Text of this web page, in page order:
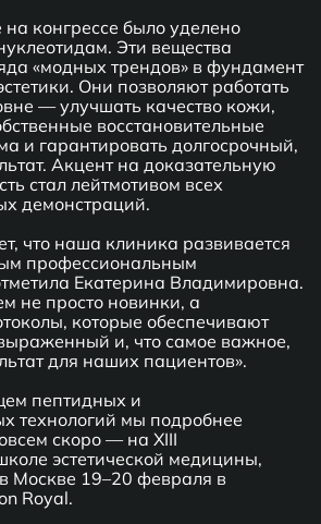
конгрессе было уделено
Эти вещества
«модных трендов» в фундамент
Они позволяют работать
— улучшать качество кожи,
восстановительные
и гарантировать долгосрочный,
Акцент на доказательную
стал лейтмотивом всех
демонстраций.
что наша клиника развивается
профессиональным
Екатерина Владимировна.
не просто новинки, а
которые обеспечивают
и, что самое важное,
для наших пациентов».
пептидных и
технологий мы подробнее
скоро — на XIII
эстетической медицины,
Москве 19–20 февраля в
Royal.